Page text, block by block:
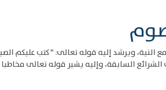
ويرشد إليه قوله تعالى: " كتب عليكم
السابقة، وإليه يشير قوله تعالى